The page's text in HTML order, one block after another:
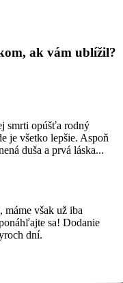
ak vám ublížil?
smrti opúšťa rodný
je všetko lepšie. Aspoň
duša a prvá láska...
máme však už iba
sa! Dodanie
dní.